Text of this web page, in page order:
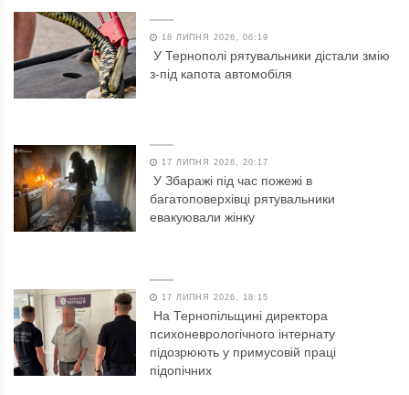
18 ЛИПНЯ 2026, 06:19
У Тернополі рятувальники дістали змію
з-під капота автомобіля
17 ЛИПНЯ 2026, 20:17
У Збаражі під час пожежі в
багатоповерхівці рятувальники
евакуювали жінку
17 ЛИПНЯ 2026, 18:15
На Тернопільщині директора
психоневрологічного інтернату
підозрюють у примусовій праці
підопічних